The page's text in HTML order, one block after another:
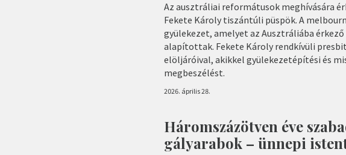
Az ausztráliai reformátusok meghívására
Fekete Károly tiszántúli püspök. A
gyülekezet, amelyet az Ausztráliába
alapítottak. Fekete Károly rendkívüli
elöljáróival, akikkel gyülekezetépítési és
megbeszélést.
2026. április 28.
Háromszázötven éve
gályarabok – ünnepi